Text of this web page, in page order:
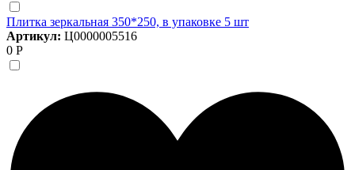
Плитка зеркальная 350*250, в упаковке 5 шт
Артикул: Ц0000005516
0 Р